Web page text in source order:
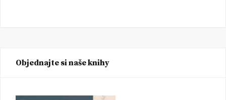
Objednajte si naše knihy